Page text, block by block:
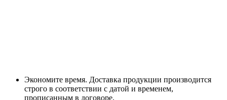
Экономите время. Доставка продукции производится
строго в соответствии с датой и временем,
прописанным в договоре.